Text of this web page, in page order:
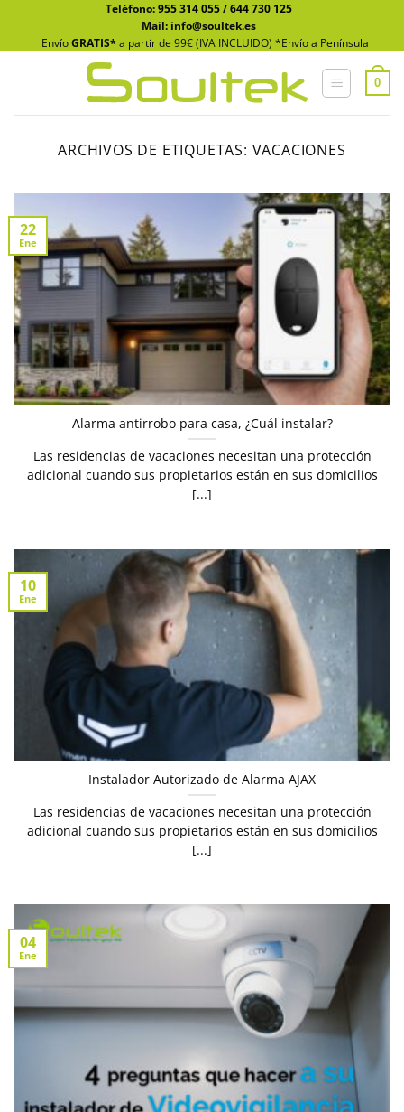
contenido
Teléfono:955 314 055/644 730 125
Mail: info@soultek.es
EnvíoGRATIS* a partir de 99€ (IVA INCLUIDO) *Envío a Península
0
ARCHIVOS DE ETIQUETAS: VACACIONES
Alarma antirrobo para casa, ¿Cuál instalar?
Las residencias de vacaciones necesitan una protección
adicional cuando sus propietarios están en sus domicilios
[...]
22
Ene
Instalador Autorizado de Alarma AJAX
Las residencias de vacaciones necesitan una protección
adicional cuando sus propietarios están en sus domicilios
[...]
10
Ene
04
Ene